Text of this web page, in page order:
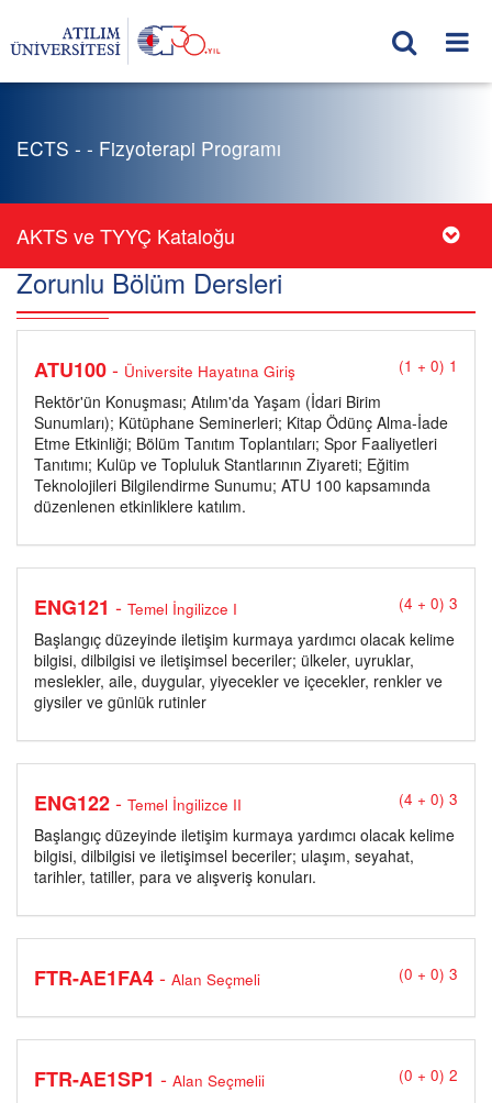
ECTS - - Fizyoterapi Programı
AKTS ve TYYÇ Kataloğu
Zorunlu Bölüm Dersleri
ATU100- Üniversite Hayatına Giriş (1 + 0) 1
Rektör'ün Konuşması; Atılım'da Yaşam (İdari Birim
Sunumları); Kütüphane Seminerleri; Kitap Ödünç Alma-İade
Etme Etkinliği; Bölüm Tanıtım Toplantıları; Spor Faaliyetleri
Tanıtımı; Kulüp ve Topluluk Stantlarının Ziyareti; Eğitim
Teknolojileri Bilgilendirme Sunumu; ATU 100 kapsamında
düzenlenen etkinliklere katılım.
ENG121 - Temel İngilizce I (4 + 0) 3
Başlangıç düzeyinde iletişim kurmaya yardımcı olacak kelime
bilgisi, dilbilgisi ve iletişimsel beceriler; ülkeler, uyruklar,
meslekler, aile, duygular, yiyecekler ve içecekler, renkler ve
giysiler ve günlük rutinler
ENG122- Temel İngilizce II (4 + 0) 3
Başlangıç düzeyinde iletişim kurmaya yardımcı olacak kelime
bilgisi, dilbilgisi ve iletişimsel beceriler; ulaşım, seyahat,
tarihler, tatiller, para ve alışveriş konuları.
FTR-AE1FA4- Alan Seçmeli (0 + 0) 3
FTR-AE1SP1 - Alan Seçmelii (0 + 0) 2